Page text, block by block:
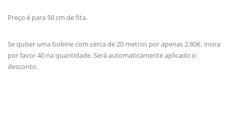
Preço é para 50 cm de fita.
Se quiser uma bobine com cerca de 20 metros por apenas 2.80€, insira
por favor 40 na quantidade. Será automaticamente aplicado o
desconto.